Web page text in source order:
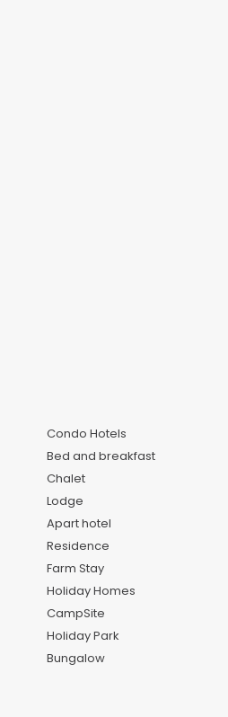
Condo Hotels
Bed and breakfast
Chalet
Lodge
Apart hotel
Residence
Farm Stay
Holiday Homes
CampSite
Holiday Park
Bungalow